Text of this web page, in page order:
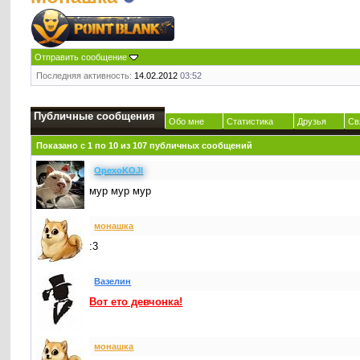
Отправить сообщение
Последняя активность: 14.02.201203:52
Публичные сообщения Обо мне Статистика Друзья
Показано с 1 по10 из107 публичных сообщений
OpexoKOJI
мур мур мур
монашка
:3
Вазелин
Вот ето девчонка!
монашка